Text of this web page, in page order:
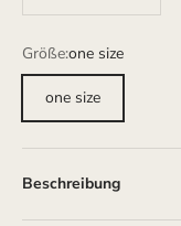
Größe:one size
one size
Beschreibung